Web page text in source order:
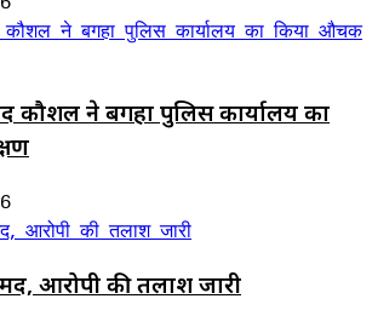
कौशल ने बगहा पुलिस कार्यालय का
आरोपी की तलाश जारी